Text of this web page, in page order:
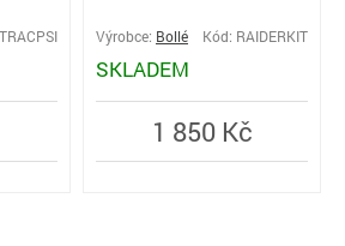
Výrobce: Bollé Kód: RAIDERKIT
SKLADEM
1 850 Kč